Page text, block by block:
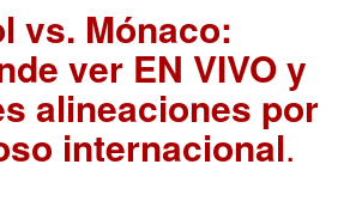
vs. Mónaco:
ver EN VIVO y
alineaciones por
internacional.